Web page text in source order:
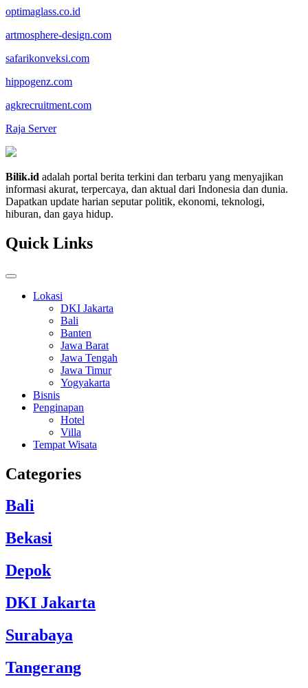
optimaglass.co.id
artmosphere-design.com
safarikonveksi.com
hippogenz.com
agkrecruitment.com
Raja Server
Bilik.id adalah portal berita terkini dan terbaru yang menyajikan
informasi akurat, terpercaya, dan aktual dari Indonesia dan dunia.
Dapatkan update harian seputar politik, ekonomi, teknologi,
hiburan, dan gaya hidup.
Quick Links
Lokasi
DKI Jakarta
Bali
Banten
Jawa Barat
Jawa Tengah
Jawa Timur
Yogyakarta
Bisnis
Penginapan
Hotel
Villa
Tempat Wisata
Categories
Bali
Bekasi
Depok
DKI Jakarta
Surabaya
Tangerang